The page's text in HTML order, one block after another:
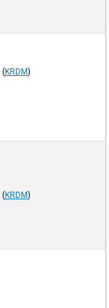
(KRDM)
(KRDM)